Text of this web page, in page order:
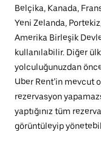
Belçika, Kanada,
Yeni Zelanda,
Amerika Birleşik
kullanılabilir. Diğer
yolculuğunuzdan
Uber Rent’in mevcut
rezervasyon
yaptığınız tüm
görüntüleyip